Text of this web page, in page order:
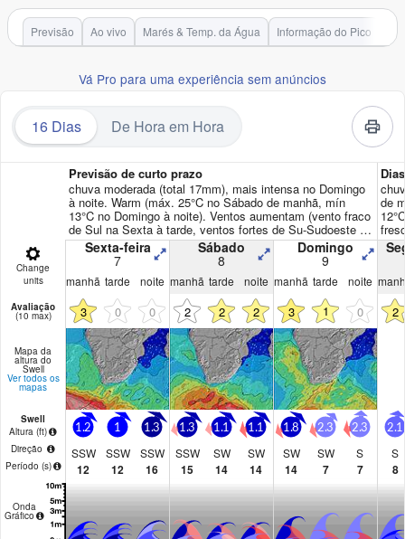
Previsão Ao vivo Marés & Temp. da Água Informação do Pico
Vá Pro para uma experiência sem anúncios
16 Dias De Hora em Hora
Previsão de curto prazo
chuva moderada (total 17mm), mais intensa no Domingo
à noite. Warm (máx. 25°C no Sábado de manhã, mín
13°C no Domingo à noite). Ventos aumentam (vento fraco
de Sul na Sexta à tarde, ventos fortes de Su-Sudoeste no
Domingo à noite).
de
Change
units
Sexta-feira
7
Sábado
8
Domingo
9
manhã tarde noite manhã tarde noite manhã tarde noite
Avaliação
(10 max) 3 0 0 2 2 2 3 1 0 2
Mapa da
altura do
Swell
Ver todos os
mapas
Swell
Altura (ft)
Direção
Período (s)
1.2
SSW
12
1
SSW
12
1.3
SSW
16
1.3
SSW
15
1.1
SW
14
1.1
SW
14
1.8
SW
14
2.3
SW
7
2.3
S
7
2.1
S
8
Onda
Gráfico